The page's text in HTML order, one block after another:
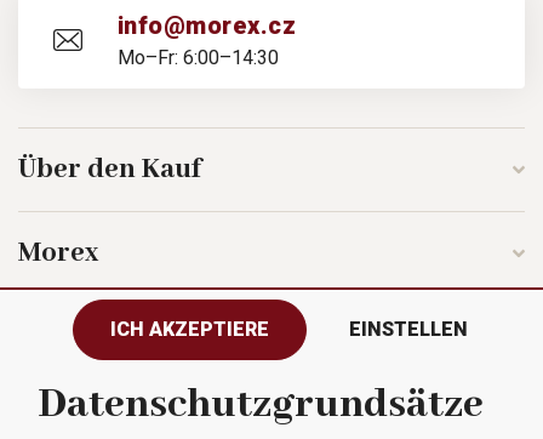
info@morex.cz
Mo–Fr: 6:00–14:30
Über den Kauf
Morex
Folgen Sie uns
ICH AKZEPTIERE EINSTELLEN
Datenschutzgrundsätze